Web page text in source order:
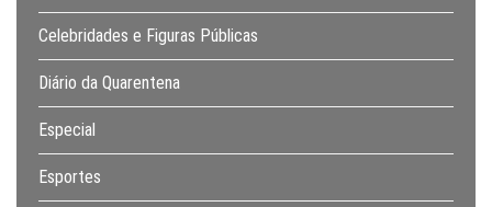
Celebridades e Figuras Públicas
Diário da Quarentena
Especial
Esportes